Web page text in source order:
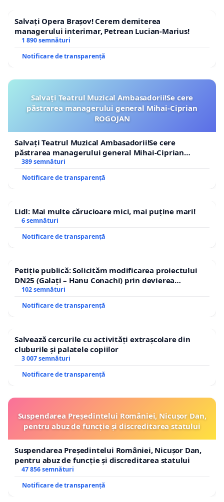
Salvați Opera Brașov! Cerem demiterea
managerului interimar, Petrean Lucian-Marius!
1 890 semnături
Notificare de transparență
Salvați Teatrul Muzical Ambasadorii!Se cere
păstrarea managerului general Mihai-Ciprian
ROGOJAN
Salvați Teatrul Muzical Ambasadorii!Se cere
păstrarea managerului general Mihai-Ciprian
ROGOJAN
389 semnături
Notificare de transparență
Lidl: Mai multe cărucioare mici, mai puține mari!
6 semnături
Notificare de transparență
Petiție publică: Solicităm modificarea proiectului
DN25 (Galați – Hanu Conachi) prin devierea
traseului în afara localităților!
102 semnături
Notificare de transparență
Salvează cercurile cu activități extrașcolare din
cluburile și palatele copiilor
3 007 semnături
Notificare de transparență
Suspendarea Președintelui României, Nicușor Dan,
pentru abuz de funcție și discreditarea statului
Suspendarea Președintelui României, Nicușor Dan,
pentru abuz de funcție și discreditarea statului
47 856 semnături
Notificare de transparență